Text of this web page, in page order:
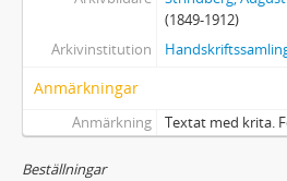
(1849-1912)
Arkivinstitution
Anmärkningar
Anmärkning Textat med krita.
Beställningar